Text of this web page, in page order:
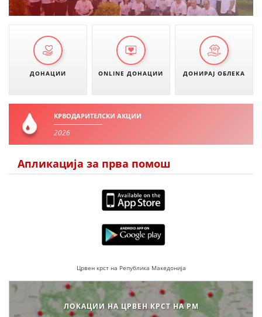
ОДНОСИ СО ЈАВНОСТ
МЕЃУНАРОДНА СОРАБОТКА
ЗНАЧЕЊЕ НА СЛУЖБАТА ЗА БАРАЊЕ
ЗДРАВСТВЕНО ПРЕВЕНТИВНА ДЕЈНОСТ
КРВОДАРИТЕЛСТВО
МЕНАЏМЕНТ НА ВОЛОНТЕРИ
ДОНАЦИИ ONLINE ДОНАЦИИ ДОНИРАЈ ОБЛЕКА
КРВОДАРИТЕЛСКИ АКЦИИ
2026
Апликација за прва помош
Црвен крст на Република Македонија
ЛОКАЦИИ НА ЦРВЕН КРСТ НА РМ